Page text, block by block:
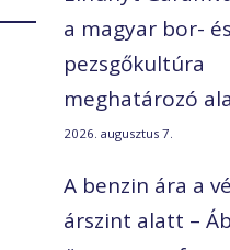
a magyar bor- és
pezsgőkultúra
meghatározó
2026. augusztus 7.
A benzin ára a
árszint alatt –